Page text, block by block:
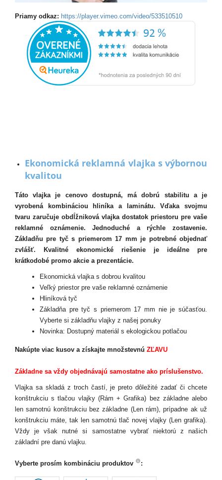
Priamy odkaz: https://player.vimeo.com/video/533510510
Ekonomická reklamná vlajka s výbornou
kvalitou
Táto vlajka je cenovo dostupná, má dobrú stabilitu a je
vyrobená kombináciou hliníka a laminátu. Vďaka svojmu
tvaru zaručuje obdĺžniková vlajka dostatok priestoru pre vaše
reklamné oznámenie. Jednoduché a rýchle zostavenie.
Základňu pre tyč s priemerom 17 mm je potrebné objednať
zvlášť. Kvalitné ekonomické riešenie je ideálne pre
krátkodobé promo akcie a prezentácie.
Ekonomická vlajka s dobrou kvalitou
Veľký priestor pre vaše reklamné oznámenie
Hliníková tyč
Základňa pre tyč s priemerom 17 mm nie je súčasťou.
Vyberte si základňu vlajky z našej ponuky
Novinka: Dostupný materiál s ekologickou potlačou
Nakúpte viac kusov a získajte množstevnú ZĽAVU
Základne sa vždy objednávajú samostatne ako príslušenstvo.
Vlajka sa skladá z troch častí, je preto dôležité zadať či chcete
konštrukciu s tlačou vlajky (Rám + Grafika) bez základne alebo
len samotnú konštrukciu bez základne (Len rám), prípadne ak už
konštrukciu máte, tak len samotnú tlač novej vlajky (Len grafika).
Vždy je však nutné si samostatne vybrať niektorú z našich
základní pre danú vlajku.
Vyberte prosím kombináciu produktov :